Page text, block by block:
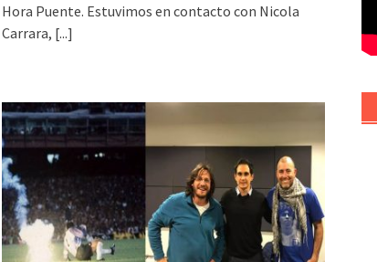
Hora Puente. Estuvimos en contacto con Nicola
Carrara, [...]